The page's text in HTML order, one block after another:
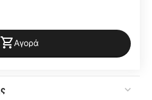
Αγορά